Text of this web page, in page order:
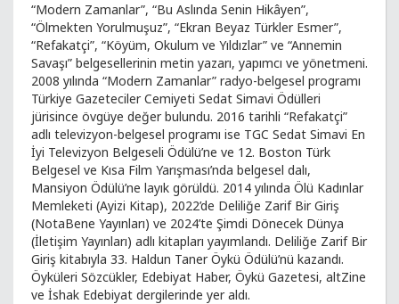
“Modern Zamanlar”, “Bu Aslında Senin Hikâyen”,
“Ölmekten Yorulmuşuz”, “Ekran Beyaz Türkler Esmer”,
“Refakatçi”, “Köyüm, Okulum ve Yıldızlar” ve “Annemin
Savaşı” belgesellerinin metin yazarı, yapımcı ve yönetmeni.
2008 yılında “Modern Zamanlar” radyo-belgesel programı
Türkiye Gazeteciler Cemiyeti Sedat Simavi Ödülleri
jürisince övgüye değer bulundu. 2016 tarihli “Refakatçi”
adlı televizyon-belgesel programı ise TGC Sedat Simavi En
İyi Televizyon Belgeseli Ödülü’ne ve 12. Boston Türk
Belgesel ve Kısa Film Yarışması’nda belgesel dalı,
Mansiyon Ödülü’ne layık görüldü. 2014 yılında Ölü Kadınlar
Memleketi (Ayizi Kitap), 2022’de Deliliğe Zarif Bir Giriş
(NotaBene Yayınları) ve 2024’te Şimdi Dönecek Dünya
(İletişim Yayınları) adlı kitapları yayımlandı. Deliliğe Zarif Bir
Giriş kitabıyla 33. Haldun Taner Öykü Ödülü’nü kazandı.
Öyküleri Sözcükler, Edebiyat Haber, Öykü Gazetesi, altZine
ve İshak Edebiyat dergilerinde yer aldı.